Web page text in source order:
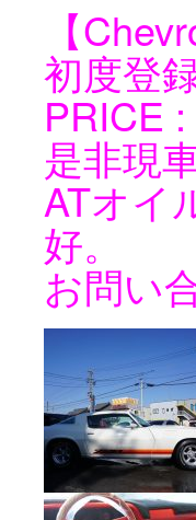
【
初度登
PRICE
是非現
ATオイ
好。
お問い